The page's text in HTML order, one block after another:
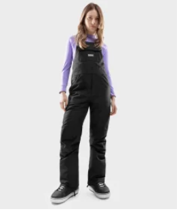
Probeer onze producten lekker
vanaf de leverdatum om een
Vanuit je gebruikersaccount kun
product uit je bestelling
Je geld terugboeken naar de
betaalmethode